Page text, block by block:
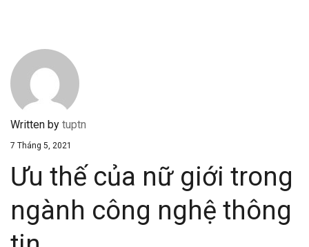
Written by tuptn
7 Tháng 5, 2021
Ưu thế của nữ giới trong
ngành công nghệ thông